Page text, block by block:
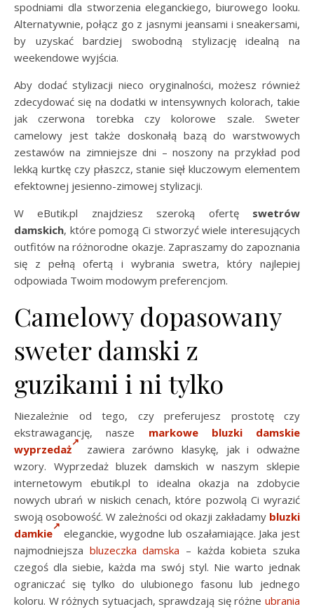
spodniami dla stworzenia eleganckiego, biurowego looku.
Alternatywnie, połącz go z jasnymi jeansami i sneakersami,
by uzyskać bardziej swobodną stylizację idealną na
weekendowe wyjścia.
Aby dodać stylizacji nieco oryginalności, możesz również
zdecydować się na dodatki w intensywnych kolorach, takie
jak czerwona torebka czy kolorowe szale. Sweter
camelowy jest także doskonałą bazą do warstwowych
zestawów na zimniejsze dni – noszony na przykład pod
lekką kurtkę czy płaszcz, stanie sięł kluczowym elementem
efektownej jesienno-zimowej stylizacji.
W eButik.pl znajdziesz szeroką ofertę swetrów
damskich, które pomogą Ci stworzyć wiele interesujących
outfitów na różnorodne okazje. Zapraszamy do zapoznania
się z pełną ofertą i wybrania swetra, który najlepiej
odpowiada Twoim modowym preferencjom.
Camelowy dopasowany
sweter damski z
guzikami i ni tylko
Niezależnie od tego, czy preferujesz prostotę czy
ekstrawagancję, nasze markowe bluzki damskie
wyprzedaż
zawiera zarówno klasykę, jak i odważne
wzory. Wyprzedaż bluzek damskich w naszym sklepie
internetowym ebutik.pl to idealna okazja na zdobycie
nowych ubrań w niskich cenach, które pozwolą Ci wyrazić
swoją osobowość. W zależności od okazji zakładamy bluzki
damkie
eleganckie, wygodne lub oszałamiające. Jaka jest
najmodniejsza bluzeczka damska – każda kobieta szuka
czegoś dla siebie, każda ma swój styl. Nie warto jednak
ograniczać się tylko do ulubionego fasonu lub jednego
koloru. W różnych sytuacjach, sprawdzają się różne ubrania